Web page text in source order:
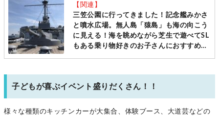
【関連】
三笠公園に行ってきました！記念艦みかさ
と噴水広場。無人島「猿島」も海の向こう
に見える！海を眺めながら芝生で遊べてSL
もある乗り物好きのお子さんにおすすめの
子どもが喜ぶイベント盛りだくさん！！
様々な種類のキッチンカーが大集合、体験ブース、大道芸などの